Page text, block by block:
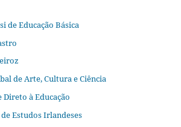
de Educação Básica
de Arte, Cultura e Ciência
Direto à Educação
de Estudos Irlandeses